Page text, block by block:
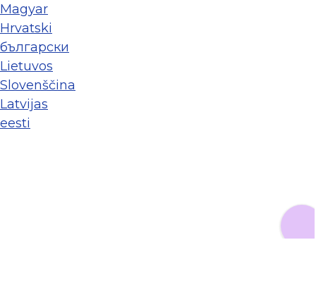
Magyar
Hrvatski
български
Lietuvos
Slovenščina
Latvijas
eesti